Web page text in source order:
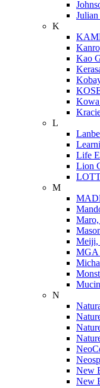
K
Kao
Kowa
L
Life
Lion
M
Maro,
Meiji,
MGA
N
New
New